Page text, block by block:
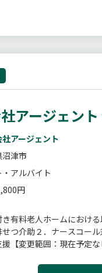
アージェント
アージェント
津市
アルバイト
円
有料老人ホームにおけ
つ介助２．ナースコー
【変更範囲：現在予定な